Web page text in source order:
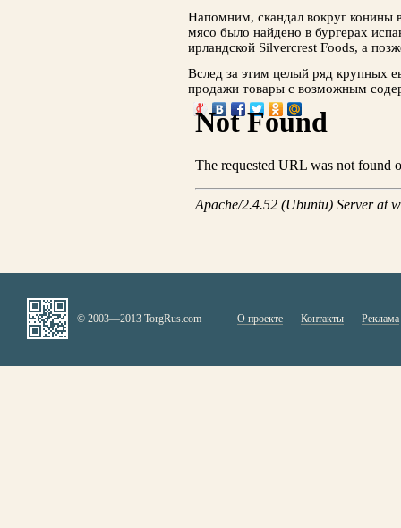
Напомним, скандал вокруг конины
мясо было найдено в бургерах
ирландской Silvercrest Foods, а
Вслед за этим целый ряд крупных
продажи товары с возможным
© 2003—2013 TorgRus.com О проекте Контакты Реклама